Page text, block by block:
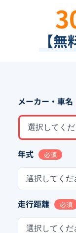
【
メーカー・車名
選択してく
年式 必須
選択してくだ
走行距離 必須
選択してくだ